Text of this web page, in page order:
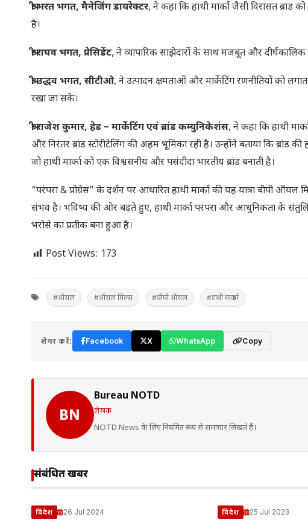
श्री भरत भगत, मैनेजिंग डायरेक्टर, ने कहा कि हाथी मार्का जैसी विरासत ब्रांड
है।
श्री राघव भगत, प्रेसिडेंट, ने व्यापारिक साझेदारों के साथ मजबूत और दीर्घकालिक
श्री उद्धव भगत, सीटीओ, ने उत्पादन क्षमताओं और मार्केटिंग रणनीतियों को
रखा जा सके।
श्री राजेश कुमार, हेड – मार्केटिंग एवं ब्रांड कम्युनिकेशंस, ने कहा कि हाथी
और निरंतर ब्रांड स्टोरीटेलिंग की अहम भूमिका रही है। उन्होंने बताया कि ब्रांड
जो हाथी मार्का को एक विश्वसनीय और पसंदीदा भारतीय ब्रांड बनाती है।
“परंपरा & प्रोग्रेस” के दर्शन पर आधारित हाथी मार्का की यह यात्रा बीपी
संभव है। भविष्य की ओर बढ़ते हुए, हाथी मार्का परंपरा और आधुनिकता के
भरोसे का प्रतीक बना हुआ है।
Post Views: 173
#ऑयल #ऑयल मिल्स #बीपी ऑयल #हाथी मार्का
शेयर करें: Facebook X WhatsApp Copy
BN
Bureau NOTD
लेखक
NOTD News के लिए नियमित रूप से समाचार लिखते हैं।
संबंधित खबरें
विदेश 26 Jul 2024 विदेश 25 Jul 2023